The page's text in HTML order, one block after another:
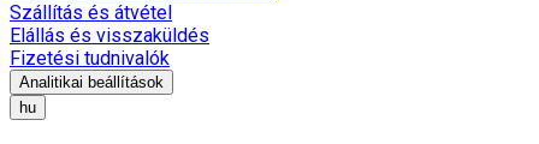
Szállítás és átvétel
Elállás és visszaküldés
Fizetési tudnivalók
Analitikai beállítások
hu